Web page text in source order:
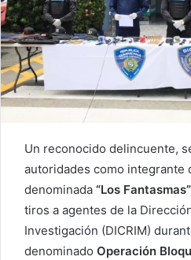
Un reconocido delincuente,
autoridades como integrante
denominada “Los Fantasmas”
tiros a agentes de la
Investigación (DICRIM)
denominado Operación